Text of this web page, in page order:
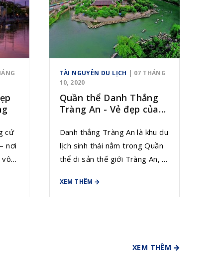
cứ
nơi
vô
TÀI NGUYÊN DU LỊCH | 07 THÁNG
10, 2020
Quần thể Danh Thắng
Tràng An - Vẻ đẹp của
Danh thắng Tràng An là khu du
lịch sinh thái nằm trong Quần
thể di sản thế giới Tràng An, là
những ở Việt Nam mà còn ở
khu vực Đông Nam Á và thế
và UNESCO công nhận là di
XEM THÊM
XEM THÊM